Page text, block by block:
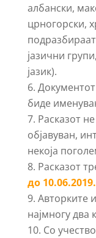
албански,
црногорски,
јазични
јазик).
Документот
биде
Расказот
објавуван,
некоја
Расказот
до
Авторките
најмногу два
Со